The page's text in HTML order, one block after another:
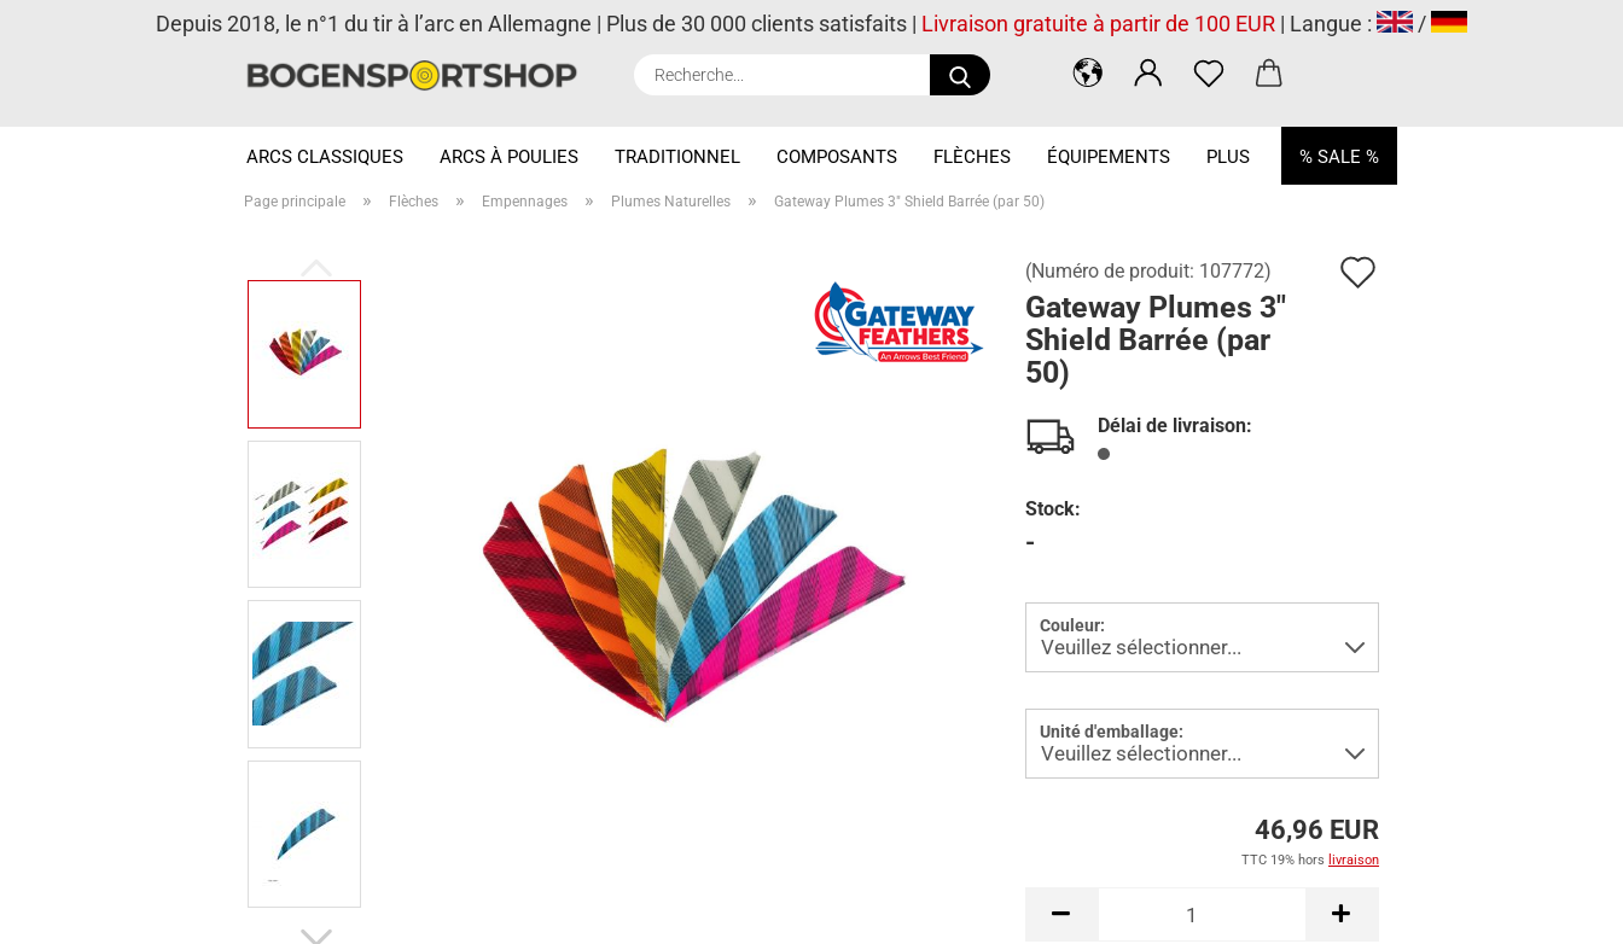
Recherche...
Depuis 2018, le n°1 du tir à l’arc en Allemagne | Plus de 30 000 clients satisfaits | Livraison gratuite à partir de 100 EUR | Langue : /
ARCS CLASSIQUES ARCS À POULIES TRADITIONNEL COMPOSANTS FLÈCHES ÉQUIPEMENTS % SALE %
PLUS
Page principale » Flèches » Empennages » Plumes Naturelles » Gateway Plumes 3" Shield Barrée (par 50)
(Numéro de produit: 107772)
Gateway Plumes 3"
Shield Barrée (par
50)
Délai de livraison:
Stock:
-
Couleur:
Unité d'emballage:
46,96 EUR
TTC 19% hors livraison